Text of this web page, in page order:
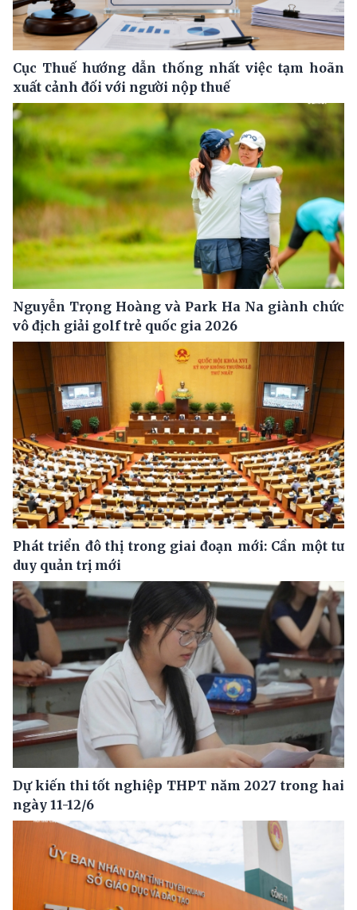
Cục Thuế hướng dẫn thống nhất việc tạm hoãn
xuất cảnh đối với người nộp thuế
Nguyễn Trọng Hoàng và Park Ha Na giành chức
vô địch giải golf trẻ quốc gia 2026
Phát triển đô thị trong giai đoạn mới: Cần một tư
duy quản trị mới
Dự kiến thi tốt nghiệp THPT năm 2027 trong hai
ngày 11-12/6